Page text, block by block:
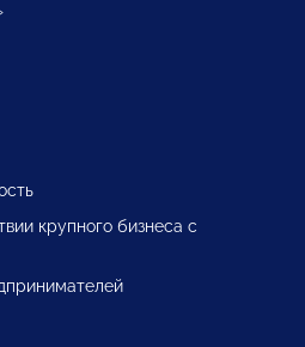
крупного бизнеса с